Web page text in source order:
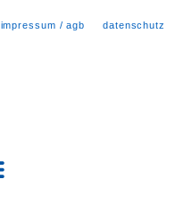
impressum / agb datenschutz